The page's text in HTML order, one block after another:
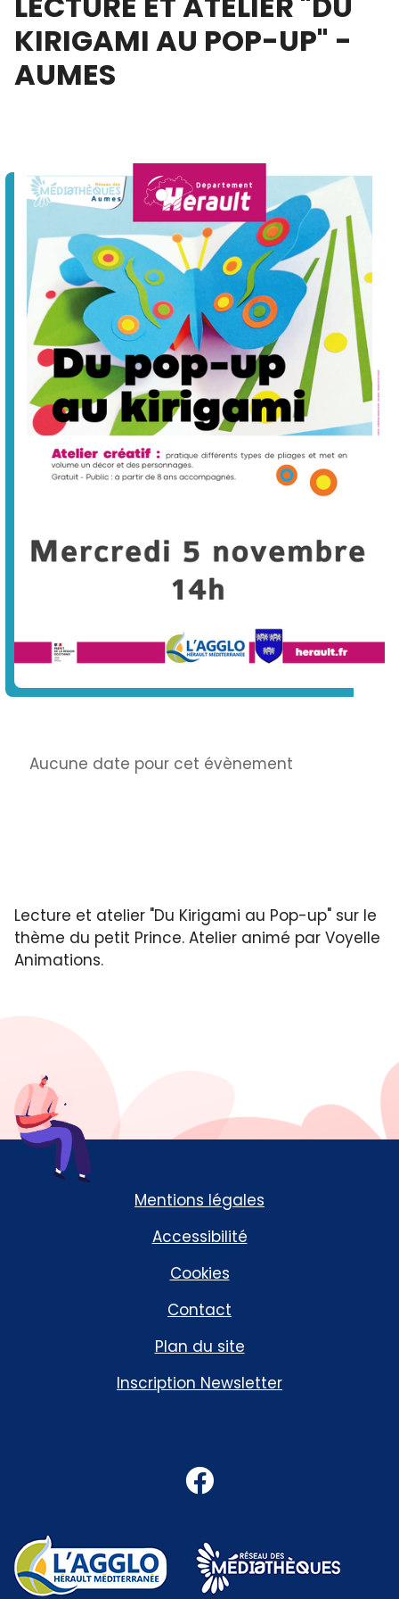
KIRIGAMI AU POP-UP" -
AUMES
Lecture et atelier "Du Kirigami au Pop-up" sur le
thème du petit Prince. Atelier animé par Voyelle
Animations.
Info
Aucune date pour cet évènement
Mentions légales
Accessibilité
Cookies
Contact
Plan du site
Inscription Newsletter